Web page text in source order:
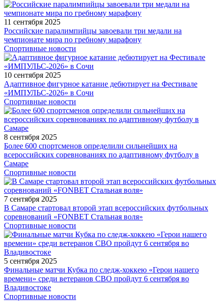
11 сентября 2025
Российские паралимпийцы завоевали три медали на
чемпионате мира по гребному марафону
Спортивные новости
10 сентября 2025
Адаптивное фигурное катание дебютирует на Фестивале
«ИМПУЛЬС-2026» в Сочи
Спортивные новости
8 сентября 2025
Более 600 спортсменов определили сильнейших на
всероссийских соревнованиях по адаптивному футболу в
Самаре
Спортивные новости
7 сентября 2025
В Самаре стартовал второй этап всероссийских футбольных
соревнований «FONBET Стальная воля»
Спортивные новости
5 сентября 2025
Финальные матчи Кубка по следж-хоккею «Герои нашего
времени» среди ветеранов СВО пройдут 6 сентября во
Владивостоке
Спортивные новости